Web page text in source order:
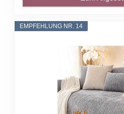
EMPFEHLUNG NR. 14